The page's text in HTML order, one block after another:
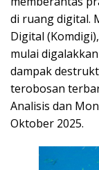
di ruang digital.
Digital
mulai
dampak
terobosan
Analisis dan
Oktober 2025.